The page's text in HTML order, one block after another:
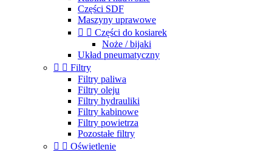
Części SDF
Maszyny uprawowe
  Części do kosiarek
Noże / bijaki
Układ pneumatyczny
  Filtry
Filtry paliwa
Filtry oleju
Filtry hydrauliki
Filtry kabinowe
Filtry powietrza
Pozostałe filtry
  Oświetlenie